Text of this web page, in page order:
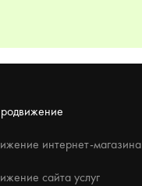
интернет-магазина
сайта услуг